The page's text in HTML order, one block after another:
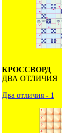
КРОССВОРД
ДВА ОТЛИЧИЯ
Два отличия - 1